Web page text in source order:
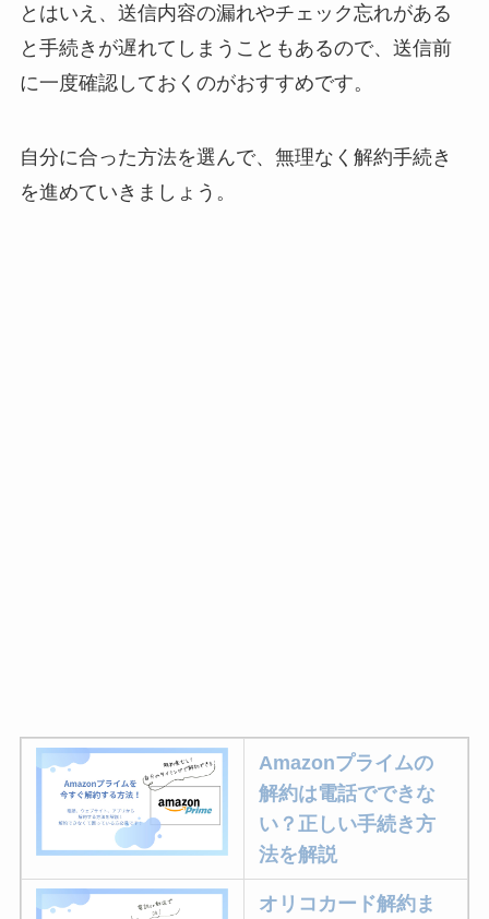
とはいえ、送信内容の漏れやチェック忘れがある
と手続きが遅れてしまうこともあるので、送信前
に一度確認しておくのがおすすめです。
自分に合った方法を選んで、無理なく解約手続き
を進めていきましょう。
Amazonプライムの
解約は電話でできな
い？正しい手続き方
法を解説
オリコカード解約ま